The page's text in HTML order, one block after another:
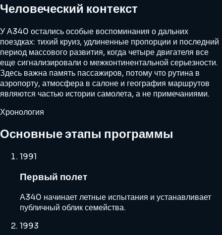
Человеческий контекст
У А340 остались особые воспоминания о дальних
поездках: тихий круиз, удлиненные пропорции и последний
период массового развития, когда четыре двигателя все
еще сигнализировали о межконтинентальной серьезности.
Здесь важна память пассажиров, потому что рутина в
аэропорту, атмосфера в салоне и география маршрутов
являются частью истории самолета, а не примечаниями.
Хронология
Основные этапы программы
1991
Первый полет
А340 начинает летные испытания и устанавливает
публичный облик семейства.
1993